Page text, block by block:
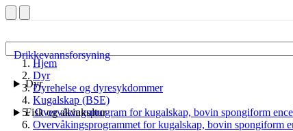
Drikkevannsforsyning
Dyr
Fisk og akvakultur
Hjem
Dyr
Dyrehelse og dyresykdommer
Kugalskap (BSE)
Overvåkingsprogram for kugalskap, bovin spongiform
Overvåkingsprogrammet for kugalskap, bovin spongiform